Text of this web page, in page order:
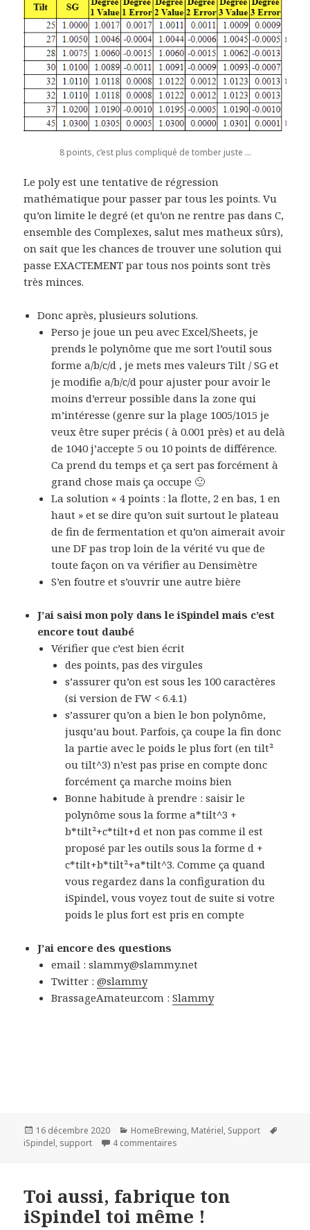
8 points, c’est plus compliqué de tomber juste …
Le poly est une tentative de régression
mathématique pour passer par tous les points. Vu
qu’on limite le degré (et qu’on ne rentre pas dans C,
ensemble des Complexes, salut mes matheux sûrs),
on sait que les chances de trouver une solution qui
passe EXACTEMENT par tous nos points sont très
très minces.
Donc après, plusieurs solutions.
Perso je joue un peu avec Excel/Sheets, je
prends le polynôme que me sort l’outil sous
forme a/b/c/d , je mets mes valeurs Tilt / SG et
je modifie a/b/c/d pour ajuster pour avoir le
moins d’erreur possible dans la zone qui
m’intéresse (genre sur la plage 1005/1015 je
veux être super précis ( à 0.001 près) et au delà
de 1040 j’accepte 5 ou 10 points de différence.
Ca prend du temps et ça sert pas forcément à
grand chose mais ça occupe 🙂
La solution « 4 points : la flotte, 2 en bas, 1 en
haut » et se dire qu’on suit surtout le plateau
de fin de fermentation et qu’on aimerait avoir
une DF pas trop loin de la vérité vu que de
toute façon on va vérifier au Densimètre
S’en foutre et s’ouvrir une autre bière
J’ai saisi mon poly dans le iSpindel mais c’est
encore tout daubé
Vérifier que c’est bien écrit
des points, pas des virgules
s’assurer qu’on est sous les 100 caractères
(si version de FW < 6.4.1)
s’assurer qu’on a bien le bon polynôme,
jusqu’au bout. Parfois, ça coupe la fin donc
la partie avec le poids le plus fort (en tilt²
ou tilt^3) n’est pas prise en compte donc
forcément ça marche moins bien
Bonne habitude à prendre : saisir le
polynôme sous la forme a*tilt^3 +
b*tilt²+c*tilt+d et non pas comme il est
proposé par les outils sous la forme d +
c*tilt+b*tilt²+a*tilt^3. Comme ça quand
vous regardez dans la configuration du
iSpindel, vous voyez tout de suite si votre
poids le plus fort est pris en compte
J’ai encore des questions
email : slammy@slammy.net
Twitter :@slammy
BrassageAmateur.com :Slammy
Publié
le
16 décembre 2020 Catégories
HomeBrewing, Matériel, Support
iSpindel, support 4 commentaires
Toi aussi, fabrique ton
iSpindel toi même !